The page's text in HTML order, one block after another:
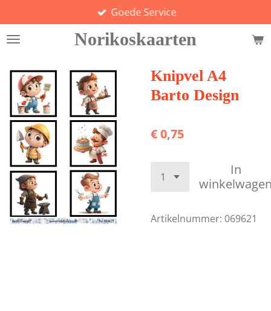
direct
naar
hoofdinhoud
Norikoskaarten
Goede Service
Knipvel A4
Barto Design
€ 0,75
In
Artikelnummer: 069621